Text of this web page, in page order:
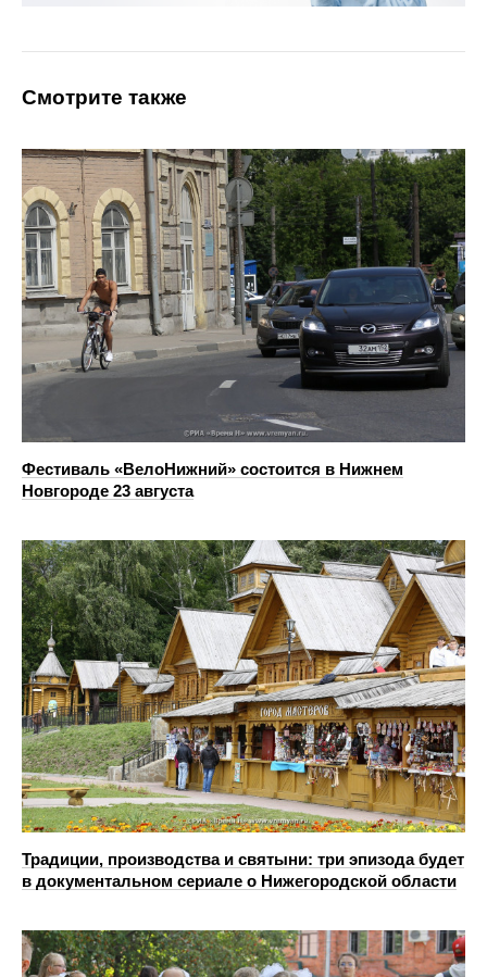
Смотрите также
Фестиваль «ВелоНижний» состоится в Нижнем
Новгороде 23 августа
Традиции, производства и святыни: три эпизода будет
в документальном сериале о Нижегородской области